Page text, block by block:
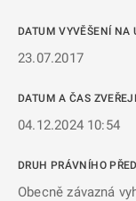
DATUM VYVĚŠENÍ NA
23.07.2017
DATUM A ČAS
04.12.2024 10:54
DRUH PRÁVNÍHO
Obecně závazná